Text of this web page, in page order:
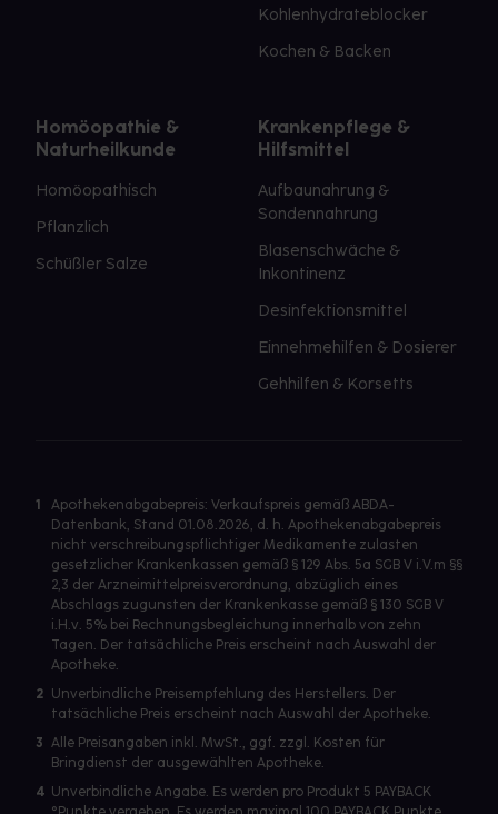
Kohlenhydrateblocker
Kochen & Backen
Homöopathie &
Naturheilkunde
Homöopathisch
Pflanzlich
Schüßler Salze
Krankenpflege &
Hilfsmittel
Aufbaunahrung &
Sondennahrung
Blasenschwäche &
Inkontinenz
Desinfektionsmittel
Einnehmehilfen & Dosierer
Gehhilfen & Korsetts
1
Apothekenabgabepreis: Verkaufspreis gemäß ABDA-
Datenbank, Stand 01.08.2026, d. h. Apothekenabgabepreis
nicht verschreibungspflichtiger Medikamente zulasten
gesetzlicher Krankenkassen gemäß § 129 Abs. 5a SGB V i.V.m §§
2,3 der Arzneimittelpreisverordnung, abzüglich eines
Abschlags zugunsten der Krankenkasse gemäß § 130 SGB V
i.H.v. 5% bei Rechnungsbegleichung innerhalb von zehn
Tagen. Der tatsächliche Preis erscheint nach Auswahl der
Apotheke.
2 Unverbindliche Preisempfehlung des Herstellers. Der
tatsächliche Preis erscheint nach Auswahl der Apotheke.
3 Alle Preisangaben inkl. MwSt., ggf. zzgl. Kosten für
Bringdienst der ausgewählten Apotheke.
4 Unverbindliche Angabe. Es werden pro Produkt 5 PAYBACK